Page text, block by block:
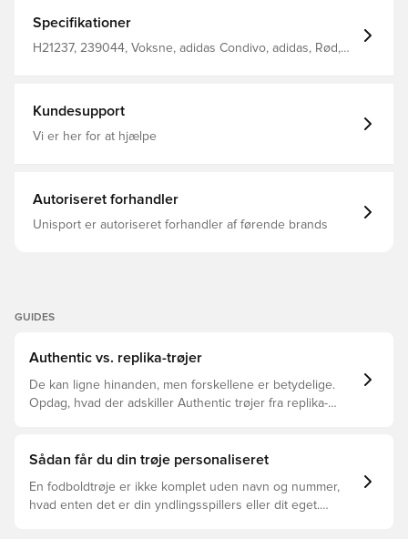
fugttransporterende AEROREADY giver dig
selvsikkerhed. Ærmerne er lettere afkortede, så dine
handsker sidder behageligt.Dette produkt er lavet af 100
polyester Fugtabsorberende AEROREADY
Specifikationer
H21237, 239044, Voksne, adidas Condivo, adidas, Rød,
Kundesupport
Vi er her for at hjælpe
Autoriseret forhandler
Unisport er autoriseret forhandler af førende brands
GUIDES
Authentic vs. replika-trøjer
De kan ligne hinanden, men forskellene er betydelige.
Opdag, hvad der adskiller Authentic trøjer fra replika-
Sådan får du din trøje personaliseret
En fodboldtrøje er ikke komplet uden navn og nummer,
hvad enten det er din yndlingsspillers eller dit eget.